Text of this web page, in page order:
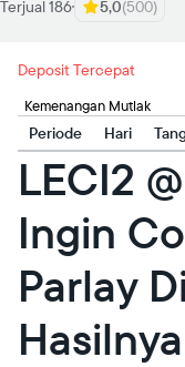
Terjual 186 5,0(500)
Deposit Tercepat
Kemenangan Mutlak
Periode Hari
LECI2
Ingin
Parlay